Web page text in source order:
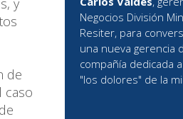
y
de
caso
Negocios División
Resiter, para
una nueva gerencia
compañía dedicada
"los dolores" de la